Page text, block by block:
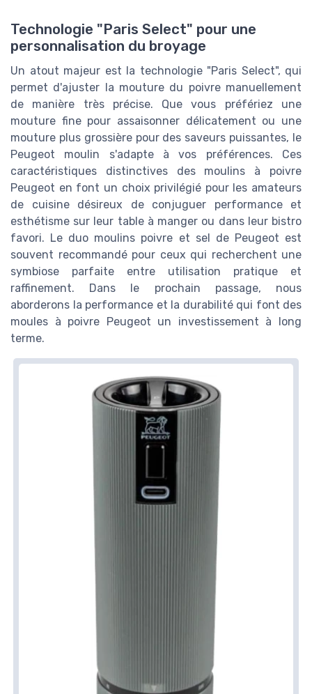
Technologie "Paris Select" pour une
personnalisation du broyage
Un atout majeur est la technologie "Paris Select", qui
permet d'ajuster la mouture du poivre manuellement
de manière très précise. Que vous préfériez une
mouture fine pour assaisonner délicatement ou une
mouture plus grossière pour des saveurs puissantes, le
Peugeot moulin s'adapte à vos préférences. Ces
caractéristiques distinctives des moulins à poivre
Peugeot en font un choix privilégié pour les amateurs
de cuisine désireux de conjuguer performance et
esthétisme sur leur table à manger ou dans leur bistro
favori. Le duo moulins poivre et sel de Peugeot est
souvent recommandé pour ceux qui recherchent une
symbiose parfaite entre utilisation pratique et
raffinement. Dans le prochain passage, nous
aborderons la performance et la durabilité qui font des
moules à poivre Peugeot un investissement à long
terme.